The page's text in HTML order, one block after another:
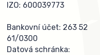
IZO: 600039773
Bankovní účet: 263 52
61/0300
Datová schránka: